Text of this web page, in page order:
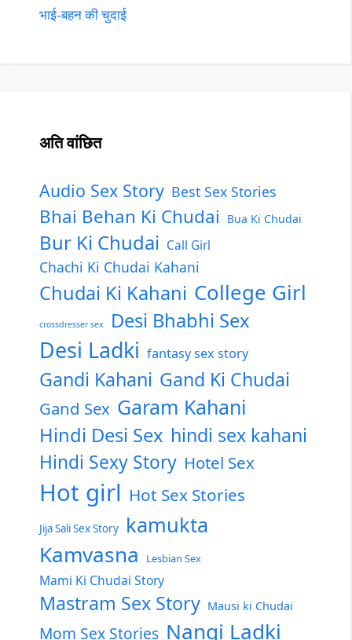
भाई-बहन की चुदाई
अति वांछित
Audio Sex Story Best Sex Stories
Bhai Behan Ki Chudai Bua Ki Chudai
Bur Ki Chudai Call Girl
Chachi Ki Chudai Kahani
Chudai Ki Kahani College Girl
crossdresser sex Desi Bhabhi Sex
Desi Ladki fantasy sex story
Gandi Kahani Gand Ki Chudai
Gand Sex Garam Kahani
Hindi Desi Sex hindi sex kahani
Hindi Sexy Story Hotel Sex
Hot girl Hot Sex Stories
Jija Sali Sex Story kamukta
Kamvasna Lesbian Sex
Mami Ki Chudai Story
Mastram Sex Story Mausi ki Chudai
Mom Sex Stories Nangi Ladki